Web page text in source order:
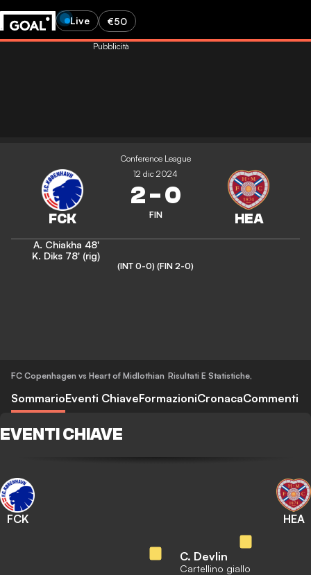
Live €50
Pubblicità
Conference League
12 dic 2024
2-0
FIN
A. Chiakha 48'
K. Diks 78' (rig)
(INT 0-0) (FIN 2-0)
FC Copenhagen vs Heart of Midlothian Risultati E Statistiche,
SommarioEventi ChiaveFormazioniCronacaCommenti
EVENTI CHIAVE
FCK HEA
C. Devlin
Cartellino giallo